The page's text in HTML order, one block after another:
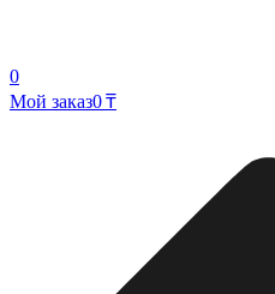
0
Мой заказ0 ₸